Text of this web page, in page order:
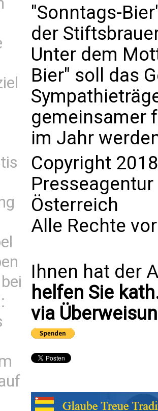
"Sonntags-
der
Unter dem
Bier" soll das
gemeinsamer
im Jahr
Copyright
Presseagentur
Österreich
Alle Rechte
Ihnen hat der
helfen Sie
via